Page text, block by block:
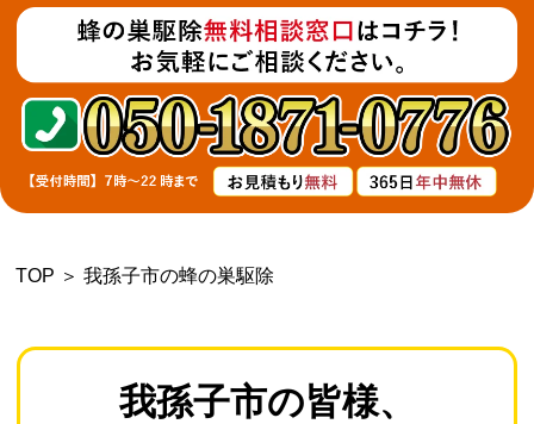
コラム
よくあるご質問
TOP ＞ 我孫子市の蜂の巣駆除
我孫子市の皆様、